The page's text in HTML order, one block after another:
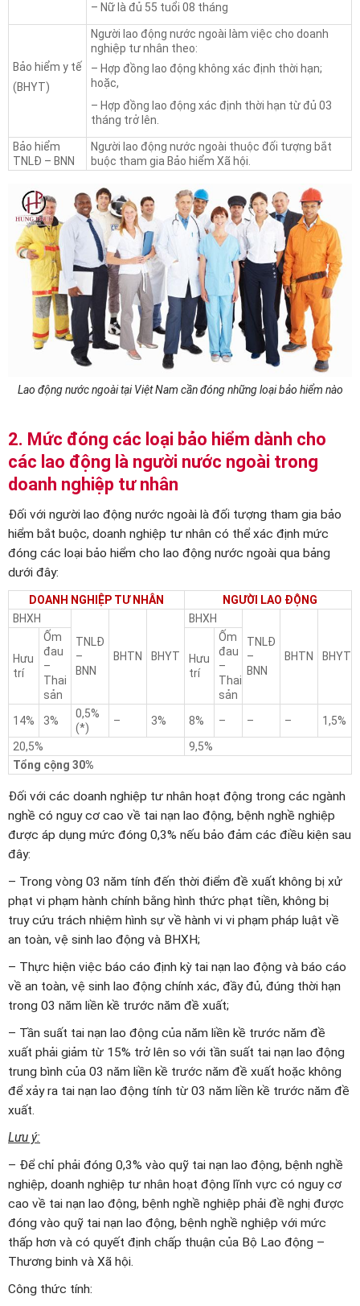
– Nữ là đủ 55 tuổi 08 tháng
Bảo hiểm y tế
(BHYT)
Người lao động nước ngoài làm việc cho doanh
nghiệp tư nhân theo:
– Hợp đồng lao động không xác định thời hạn;
hoặc,
– Hợp đồng lao động xác định thời hạn từ đủ 03
tháng trở lên.
Bảo hiểm
TNLĐ – BNN
Người lao động nước ngoài thuộc đối tượng bắt
buộc tham gia Bảo hiểm Xã hội.
Lao động nước ngoài tại Việt Nam cần đóng những loại bảo hiểm nào
2. Mức đóng các loại bảo hiểm dành cho
các lao động là người nước ngoài trong
doanh nghiệp tư nhân
Đối với người lao động nước ngoài là đối tượng tham gia bảo
hiểm bắt buộc, doanh nghiệp tư nhân có thể xác định mức
đóng các loại bảo hiểm cho lao động nước ngoài qua bảng
dưới đây:
DOANH NGHIỆP TƯ NHÂN
NGƯỜI LAO ĐỘNG
BHXH
TNLĐ
–
BNN
BHTN BHYT
BHXH
TNLĐ
–
BNN
BHTN BHYT
Hưu
trí
Ốm
đau
–
Thai
sản
Hưu
trí
Ốm
đau
–
Thai
sản
14%
3%
0,5%
(*)
– 3% 8% – – –
1,5%
20,5%
9,5%
Tổng cộng 30%
Đối với các doanh nghiệp tư nhân hoạt động trong các ngành
nghề có nguy cơ cao về tai nạn lao động, bệnh nghề nghiệp
được áp dụng mức đóng 0,3% nếu bảo đảm các điều kiện sau
đây:
– Trong vòng 03 năm tính đến thời điểm đề xuất không bị xử
phạt vi phạm hành chính bằng hình thức phạt tiền, không bị
truy cứu trách nhiệm hình sự về hành vi vi phạm pháp luật về
an toàn, vệ sinh lao động và BHXH;
– Thực hiện việc báo cáo định kỳ tai nạn lao động và báo cáo
về an toàn, vệ sinh lao động chính xác, đầy đủ, đúng thời hạn
trong 03 năm liền kề trước năm đề xuất;
– Tần suất tai nạn lao động của năm liền kề trước năm đề
xuất phải giảm từ 15% trở lên so với tần suất tai nạn lao động
trung bình của 03 năm liền kề trước năm đề xuất hoặc không
để xảy ra tai nạn lao động tính từ 03 năm liền kề trước năm đề
xuất.
Lưu ý:
– Để chỉ phải đóng 0,3% vào quỹ tai nạn lao động, bệnh nghề
nghiệp, doanh nghiệp tư nhân hoạt động lĩnh vực có nguy cơ
cao về tai nạn lao động, bệnh nghề nghiệp phải đề nghị được
đóng vào quỹ tai nạn lao động, bệnh nghề nghiệp với mức
thấp hơn và có quyết định chấp thuận của Bộ Lao động –
Thương binh và Xã hội.
Công thức tính: